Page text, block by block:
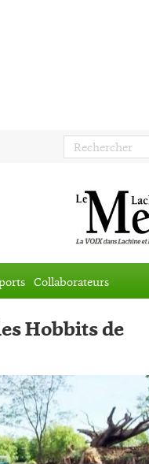
Collaborateurs
Hobbits de